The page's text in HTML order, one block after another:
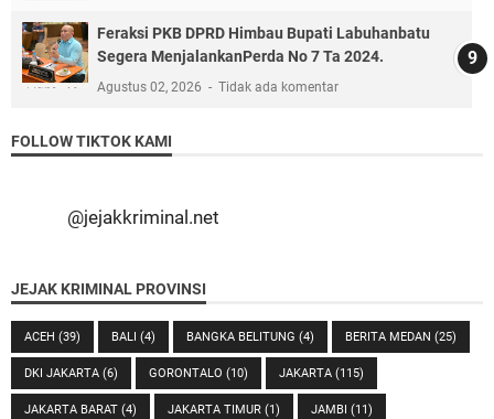
Feraksi PKB DPRD Himbau Bupati Labuhanbatu
Segera MenjalankanPerda No 7 Ta 2024.
Agustus 02, 2026 Tidak ada komentar
FOLLOW TIKTOK KAMI
@jejakkriminal.net
JEJAK KRIMINAL PROVINSI
ACEH (39) BALI (4) BANGKA BELITUNG (4) BERITA MEDAN (25)
DKI JAKARTA (6) GORONTALO (10) JAKARTA (115)
JAKARTA BARAT (4) JAKARTA TIMUR (1) JAMBI (11)